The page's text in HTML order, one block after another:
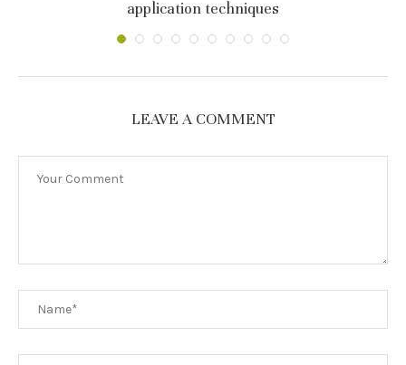
application techniques
LEAVE A COMMENT